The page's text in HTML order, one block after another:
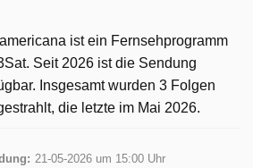
ist ein Fernsehprogramm
Seit 2026 ist die Sendung
Insgesamt wurden 3 Folgen
die letzte im Mai 2026.
21-05-2026 um 15:00 Uhr